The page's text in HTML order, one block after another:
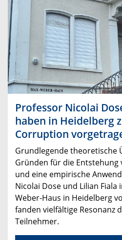
Professor Nicolai
haben in Heidelberg
Corruption
Grundlegende theoretische
Gründen für die
und eine empirische
Nicolai Dose und Lilian
Weber-Haus in Heidelberg
fanden vielfältige Resonanz
Teilnehmer.